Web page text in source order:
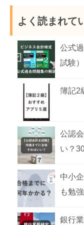
き12のこ
よく読まれて
公式
試験）
簿記2
公認
い？
中小
も勉
銀行